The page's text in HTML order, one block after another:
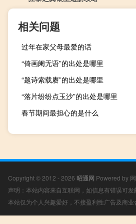
相关问题
过年在家父母最爱的话
“倚画阑无语”的出处是哪里
“题诗索载赓”的出处是哪里
“落片纷纷点玉沙”的出处是哪里
春节期间最担心的是什么
Copyright © 2012 - 2026 昭通网 Powered by
声明：本站内容来自互联网，如信息有错误可
本站仅为个人兴趣爱好，不接盈利性广告及商业